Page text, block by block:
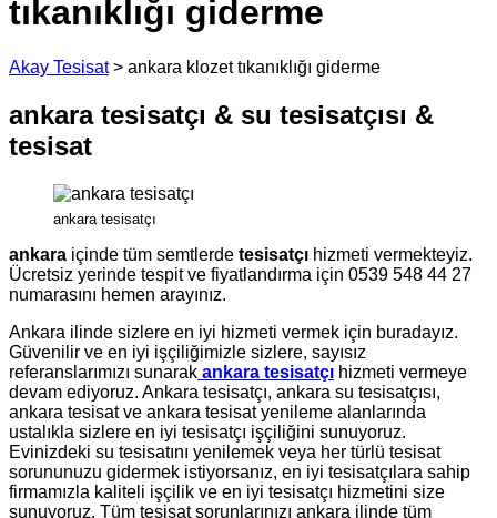
tıkanıklığı giderme
Akay Tesisat> ankara klozet tıkanıklığı giderme
ankara tesisatçı & su tesisatçısı &
tesisat
ankara tesisatçı
ankara içinde tüm semtlerde tesisatçı hizmeti vermekteyiz.
Ücretsiz yerinde tespit ve fiyatlandırma için 0539 548 44 27
numarasını hemen arayınız.
Ankara ilinde sizlere en iyi hizmeti vermek için buradayız.
Güvenilir ve en iyi işçiliğimizle sizlere, sayısız
referanslarımızı sunarak ankara tesisatçı hizmeti vermeye
devam ediyoruz. Ankara tesisatçı, ankara su tesisatçısı,
ankara tesisat ve ankara tesisat yenileme alanlarında
ustalıkla sizlere en iyi tesisatçı işçiliğini sunuyoruz.
Evinizdeki su tesisatını yenilemek veya her türlü tesisat
sorununuzu gidermek istiyorsanız, en iyi tesisatçılara sahip
firmamızla kaliteli işçilik ve en iyi tesisatçı hizmetini size
sunuyoruz. Tüm tesisat sorunlarınızı ankara ilinde tüm